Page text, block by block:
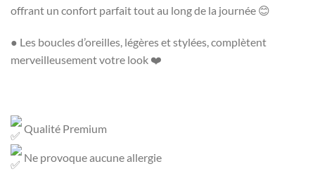
offrant un confort parfait tout au long de la journée 😊
● Les boucles d’oreilles, légères et stylées, complètent
merveilleusement votre look ❤️
Qualité Premium
Ne provoque aucune allergie